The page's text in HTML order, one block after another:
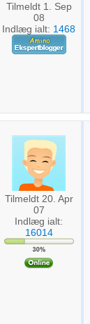
Tilmeldt 1. Sep
08
Indlæg ialt: 1468
Tilmeldt 20. Apr
07
Indlæg ialt:
16014